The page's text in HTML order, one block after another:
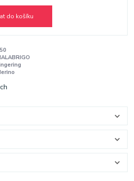
do košíku